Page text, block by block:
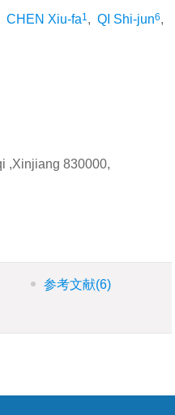
CHEN Xiu-fa1, QI Shi-jun6,
,Xinjiang 830000,
参考文献(6)